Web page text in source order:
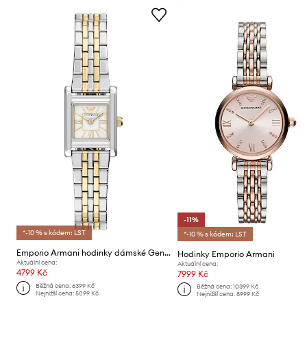
*-10 % s kódem: LST
Emporio Armani hodinky dámské Genni
Aktuální cena:
4799 Kč
Běžná cena:6399 Kč
Nejnižší cena:5099 Kč
-11%
*-10 % s kódem: LST
Hodinky Emporio Armani
Aktuální cena:
7999 Kč
Běžná cena: 10399 Kč
Nejnižší cena: 8999 Kč